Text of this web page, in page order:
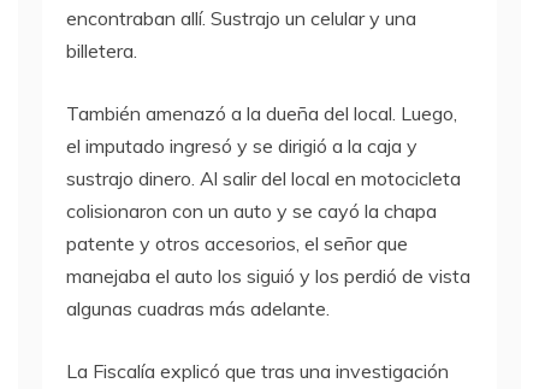
encontraban allí. Sustrajo un celular y una
billetera.
También amenazó a la dueña del local. Luego,
el imputado ingresó y se dirigió a la caja y
sustrajo dinero. Al salir del local en motocicleta
colisionaron con un auto y se cayó la chapa
patente y otros accesorios, el señor que
manejaba el auto los siguió y los perdió de vista
algunas cuadras más adelante.
La Fiscalía explicó que tras una investigación